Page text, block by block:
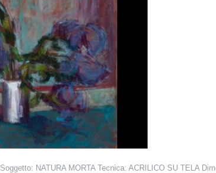
Soggetto: NATURA MORTA Tecnica: ACRILICO SU TELA